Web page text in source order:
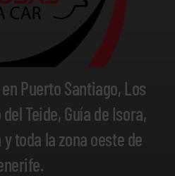
Puerto Santiago, Los
Teide, Guía de Isora,
toda la zona oeste de